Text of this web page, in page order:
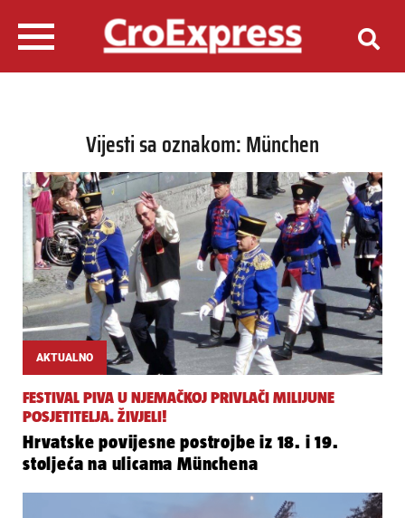
Vijesti sa oznakom: München
AKTUALNO
FESTIVAL PIVA U NJEMAČKOJ PRIVLAČI MILIJUNE
POSJETITELJA. ŽIVJELI!
Hrvatske povijesne postrojbe iz 18. i 19.
stoljeća na ulicama Münchena